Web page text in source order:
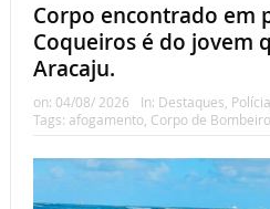
Corpo encontrado em
Coqueiros é do jovem
Aracaju.
on: 04/08/ 2026 In: Destaques, Polícia
Tags: afogamento, Corpo de